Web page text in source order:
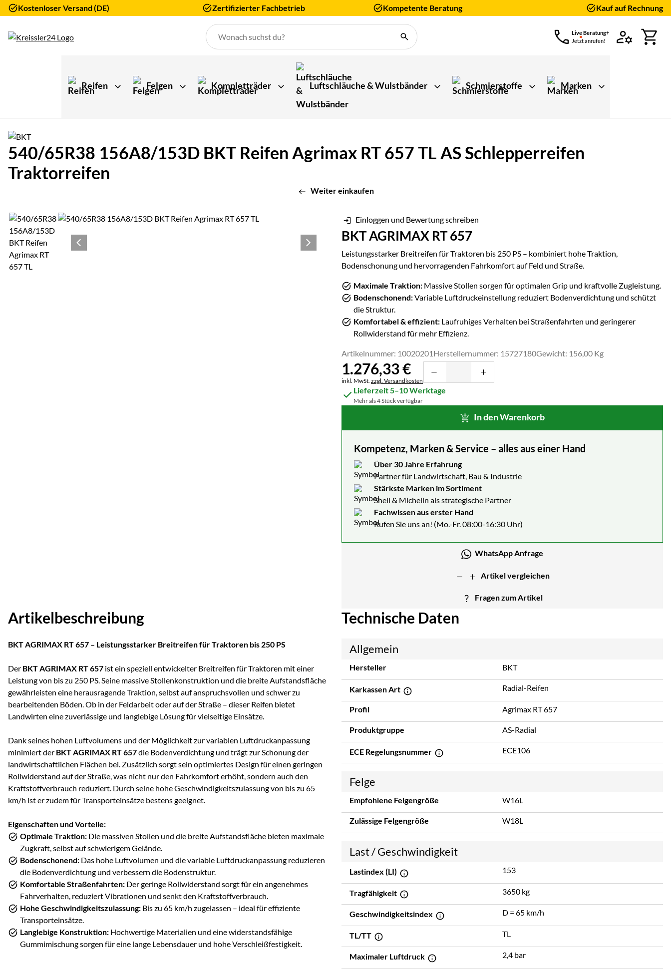
Kostenloser Versand (DE) Zertifizierter Fachbetrieb Kompetente Beratung Kauf auf Rechnung
Live Beratung+
Jetzt anrufen!
Reifen Felgen Kompletträder Luftschläuche & Wulstbänder Schmierstoffe Marken
540/65R38 156A8/153D BKT Reifen Agrimax RT 657 TL AS Schlepperreifen
Traktorreifen
Weiter einkaufen
Produktgalerie
Zur Kaufbox springen
Einloggen und Bewertung schreiben
BKT AGRIMAX RT 657
Leistungsstarker Breitreifen für Traktoren bis 250 PS – kombiniert hohe Traktion,
Bodenschonung und hervorragenden Fahrkomfort auf Feld und Straße.
Maximale Traktion: Massive Stollen sorgen für optimalen Grip und kraftvolle Zugleistung.
Bodenschonend:Variable Luftdruckeinstellung reduziert Bodenverdichtung und schützt
die Struktur.
Komfortabel & effizient: Laufruhiges Verhalten bei Straßenfahrten und geringerer
Rollwiderstand für mehr Effizienz.
Artikelnummer: 10020201Herstellernummer: 15727180Gewicht: 156,00 Kg
1.276,33€
Steuerhinweis:
inkl. MwSt. zzgl. Versandkosten
Lieferzeit 5–10 Werktage
Mehr als 4 Stück verfügbar
In den Warenkorb
Kompetenz, Marken & Service – alles aus einer Hand
Über 30 Jahre Erfahrung
Partner für Landwirtschaft, Bau & Industrie
Stärkste Marken im Sortiment
Shell & Michelin als strategische Partner
Fachwissen aus erster Hand
Rufen Sie uns an! (Mo.-Fr. 08:00-16:30 Uhr)
WhatsApp Anfrage
Artikel vergleichen
Fragen zum Artikel
Artikelbeschreibung
BKT AGRIMAX RT 657 – Leistungsstarker Breitreifen für Traktoren bis 250 PS
Der BKT AGRIMAX RT 657 ist ein speziell entwickelter Breitreifen für Traktoren mit einer
Leistung von bis zu 250 PS. Seine massive Stollenkonstruktion und die breite Aufstandsfläche
gewährleisten eine herausragende Traktion, selbst auf anspruchsvollen und schwer zu
bearbeitenden Böden. Ob in der Feldarbeit oder auf der Straße – dieser Reifen bietet
Landwirten eine zuverlässige und langlebige Lösung für vielseitige Einsätze.
Dank seines hohen Luftvolumens und der Möglichkeit zur variablen Luftdruckanpassung
minimiert der BKT AGRIMAX RT 657die Bodenverdichtung und trägt zur Schonung der
landwirtschaftlichen Flächen bei. Zusätzlich sorgt sein optimiertes Design für einen geringen
Rollwiderstand auf der Straße, was nicht nur den Fahrkomfort erhöht, sondern auch den
Kraftstoffverbrauch reduziert. Durch seine hohe Geschwindigkeitszulassung von bis zu 65
km/h ist er zudem für Transporteinsätze bestens geeignet.
Eigenschaften und Vorteile:
Optimale Traktion: Die massiven Stollen und die breite Aufstandsfläche bieten maximale
Zugkraft, selbst auf schwierigem Gelände.
Bodenschonend: Das hohe Luftvolumen und die variable Luftdruckanpassung reduzieren
die Bodenverdichtung und verbessern die Bodenstruktur.
Komfortable Straßenfahrten: Der geringe Rollwiderstand sorgt für ein angenehmes
Fahrverhalten, reduziert Vibrationen und senkt den Kraftstoffverbrauch.
Hohe Geschwindigkeitszulassung: Bis zu 65 km/h zugelassen – ideal für effiziente
Transporteinsätze.
Langlebige Konstruktion: Hochwertige Materialien und eine widerstandsfähige
Gummimischung sorgen für eine lange Lebensdauer und hohe Verschleißfestigkeit.
Technische Daten
Allgemein
Hersteller BKT
Karkassen Art Radial-Reifen
Profil Agrimax RT 657
Produktgruppe AS-Radial
ECE Regelungsnummer ECE106
Felge
Empfohlene Felgengröße W16L
Zulässige Felgengröße W18L
Last / Geschwindigkeit
Lastindex (LI) 153
Tragfähigkeit 3650 kg
Geschwindigkeitsindex D = 65 km/h
TL/TT TL
Maximaler Luftdruck 2,4 bar